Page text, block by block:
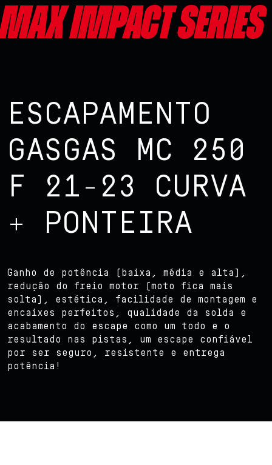
Max impact series
ESCAPAMENTO
GASGAS MC 250
F 21-23 CURVA
+ PONTEIRA
Ganho de potência (baixa, média e alta),
redução do freio motor (moto fica mais
solta), estética, facilidade de montagem e
encaixes perfeitos, qualidade da solda e
acabamento do escape como um todo e o
resultado nas pistas, um escape confiável
por ser seguro, resistente e entrega
potência!